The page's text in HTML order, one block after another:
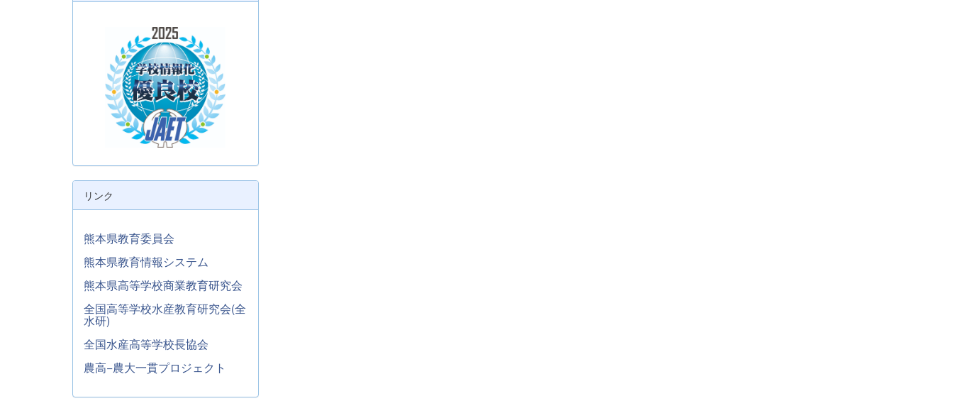
リンク
熊本県教育委員会
熊本県教育情報システム
熊本県高等学校商業教育研究会
全国高等学校水産教育研究会(全
水研)
全国水産高等学校長協会
農高−農大一貫プロジェクト